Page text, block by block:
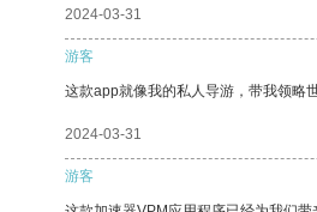
2024-03-31
游客
这款app就像我的私人导游，带我领略
2024-03-31
游客